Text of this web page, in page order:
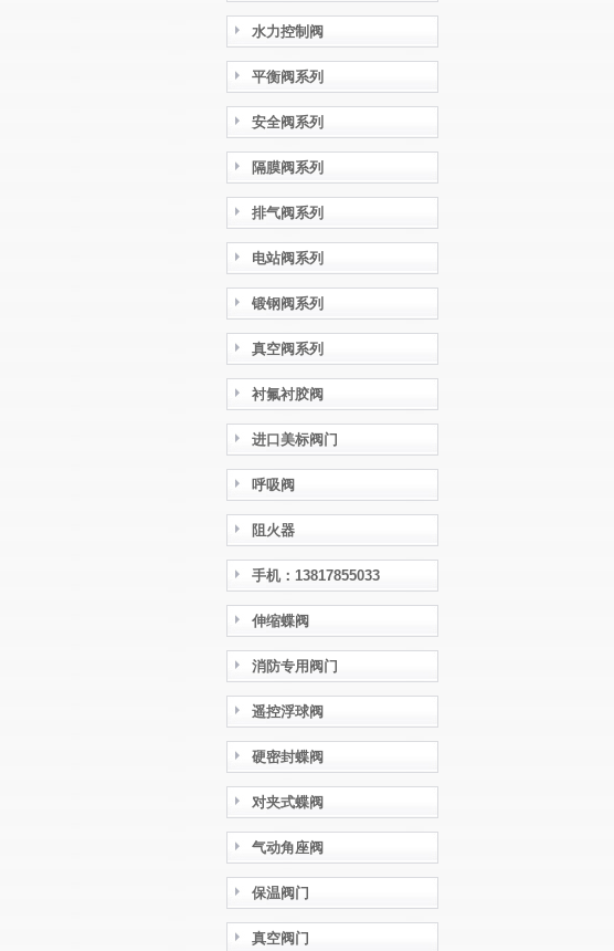
水力控制阀
平衡阀系列
安全阀系列
隔膜阀系列
排气阀系列
电站阀系列
锻钢阀系列
真空阀系列
衬氟衬胶阀
进口美标阀门
呼吸阀
阻火器
手机：13817855033
伸缩蝶阀
消防专用阀门
遥控浮球阀
硬密封蝶阀
对夹式蝶阀
气动角座阀
保温阀门
真空阀门